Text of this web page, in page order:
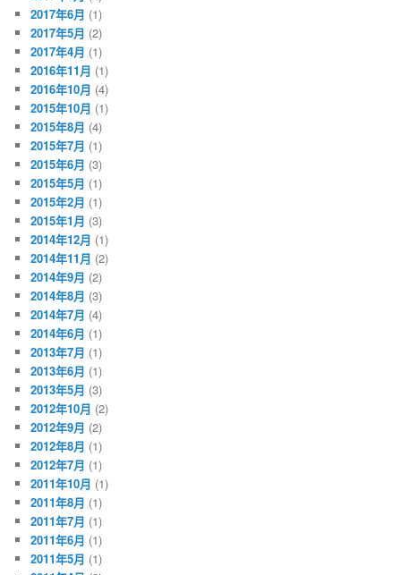
2017年6月 (1)
2017年5月 (2)
2017年4月 (1)
2016年11月 (1)
2016年10月 (4)
2015年10月 (1)
2015年8月 (4)
2015年7月 (1)
2015年6月 (3)
2015年5月 (1)
2015年2月 (1)
2015年1月 (3)
2014年12月 (1)
2014年11月 (2)
2014年9月 (2)
2014年8月 (3)
2014年7月 (4)
2014年6月 (1)
2013年7月 (1)
2013年6月 (1)
2013年5月 (3)
2012年10月 (2)
2012年9月 (2)
2012年8月 (1)
2012年7月 (1)
2011年10月 (1)
2011年8月 (1)
2011年7月 (1)
2011年6月 (1)
2011年5月 (1)